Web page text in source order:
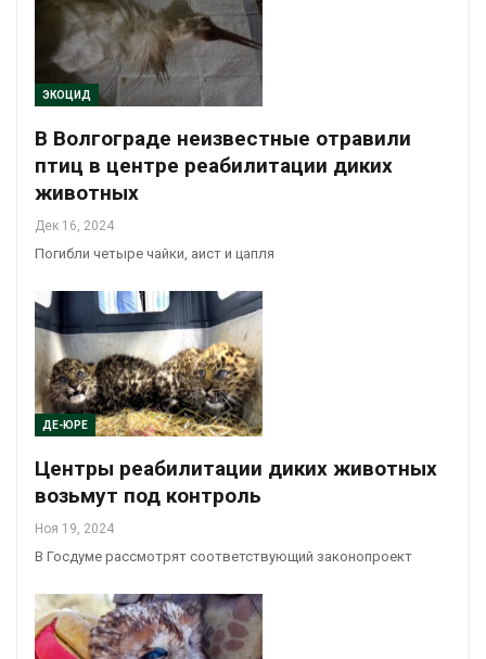
ЭКОЦИД
В Волгограде неизвестные отравили
птиц в центре реабилитации диких
животных
Дек 16, 2024
Погибли четыре чайки, аист и цапля
ДЕ-ЮРЕ
Центры реабилитации диких животных
возьмут под контроль
Ноя 19, 2024
В Госдуме рассмотрят соответствующий законопроект